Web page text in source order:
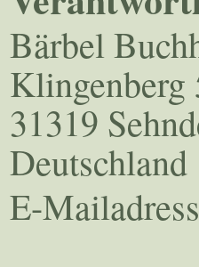
Bärbel
Klingenberg
31319
Deutschland
E-